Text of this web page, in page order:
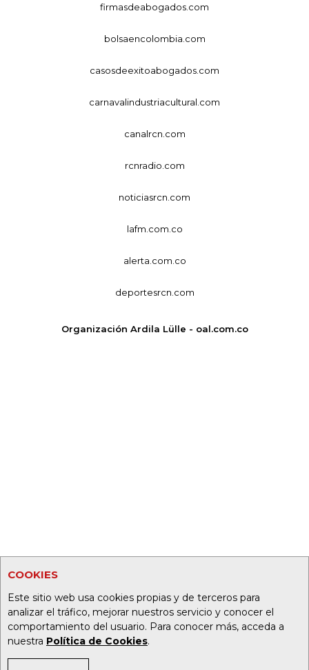
COOKIES
Este sitio web usa cookies propias y de terceros para
analizar el tráfico, mejorar nuestros servicio y conocer el
comportamiento del usuario. Para conocer más, acceda a
nuestra Política de Cookies.
firmasdeabogados.com
bolsaencolombia.com
casosdeexitoabogados.com
carnavalindustriacultural.com
canalrcn.com
rcnradio.com
noticiasrcn.com
lafm.com.co
alerta.com.co
deportesrcn.com
Organización Ardila Lülle - oal.com.co